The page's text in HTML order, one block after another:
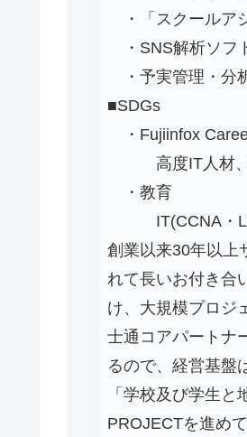
・「スクールア
・SNS解析ソフ
・予実管理・分
■SDGs
・Fujiinfox
高度IT人材、技
・教育
IT(CCNA・
創業以来30年以上
れて長いお付き合
け、大規模プロジ
士通コアパートナ
るので、経営基盤
「学校及び学生
PROJECTを進め